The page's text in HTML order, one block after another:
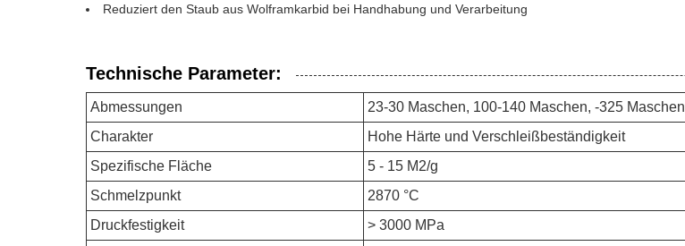
Reduziert den Staub aus Wolframkarbid bei Handhabung und Verarbeitung
Technische Parameter:
Abmessungen
23-30 Maschen, 100-140 Maschen, -325 Maschen
Charakter
Hohe Härte und Verschleißbeständigkeit
Spezifische Fläche
5 - 15 M2/g
Schmelzpunkt
2870 °C
Druckfestigkeit
> 3000 MPa